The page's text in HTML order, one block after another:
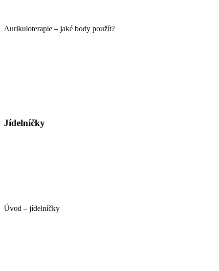
Aurikuloterapie – jaké body použít?
Jídelníčky
Úvod – jídelníčky